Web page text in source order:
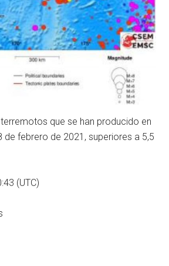
que se han producido en
de febrero de 2021, superiores a 5,5
(UTC)